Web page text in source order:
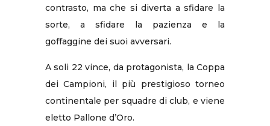
contrasto, ma che si diverta a sfidare la
sorte, a sfidare la pazienza e la
goffaggine dei suoi avversari.
A soli 22 vince, da protagonista, la Coppa
dei Campioni, il più prestigioso torneo
continentale per squadre di club, e viene
eletto Pallone d’Oro.